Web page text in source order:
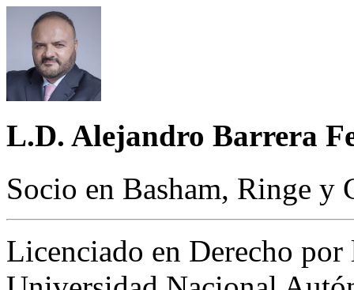
L.D. Alejandro Barrera
Socio en Basham, Ringe y
Licenciado en Derecho